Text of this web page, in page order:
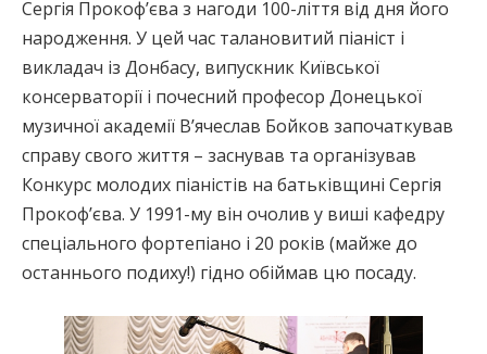
Сергія Прокоф’єва з нагоди 100-ліття від дня його
народження. У цей час талановитий піаніст і
викладач із Донбасу, випускник Київської
консерваторії і почесний професор Донецької
музичної академії В’ячеслав Бойков започаткував
справу свого життя – заснував та організував
Конкурс молодих піаністів на батьківщині Сергія
Прокоф’єва. У 1991-му він очолив у виші кафедру
спеціального фортепіано і 20 років (майже до
останнього подиху!) гідно обіймав цю посаду.